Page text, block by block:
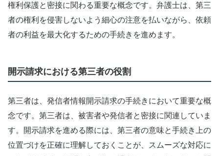
権利保護と密接に関わる重要な概念です。弁護士は、第三
者の権利を侵害しないよう細心の注意を払いながら、依頼
者の利益を最大化するための手続きを進めます。
開示請求における第三者の役割
第三者は、発信者情報開示請求の手続きにおいて重要な概
念です。第三者は、被害者や発信者と密接に関連していま
す。開示請求を進める際には、第三者の意味と手続き上の
位置づけを正確に理解しておくことが、スムーズな対応に